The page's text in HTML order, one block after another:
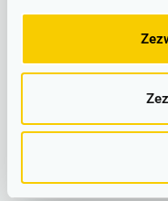
● GW Train Regio (GWTR)
● Koleje Wielkopolskie
● Leo Express Tenders